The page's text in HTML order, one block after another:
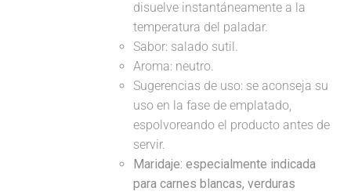
disuelve instantáneamente a la
temperatura del paladar.
Sabor: salado sutil.
Aroma: neutro.
Sugerencias de uso: se aconseja su
uso en la fase de emplatado,
espolvoreando el producto antes de
servir.
Maridaje: especialmente indicada
para carnes blancas, verduras